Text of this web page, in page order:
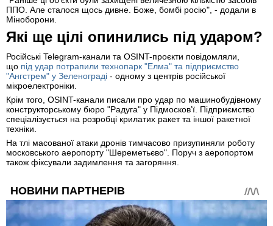
ППО. Але сталося щось дивне. Боже, бомбі росію", - додали в
Міноборони.
Які ще цілі опинились під ударом?
Російські Telegram-канали та OSINT-проєкти повідомляли,
що під удар потрапили технопарк "Елма" та підприємство
"Ангстрем" у Зеленограді - одному з центрів російської
мікроелектроніки.
Крім того, OSINT-канали писали про удар по машинобудівному
конструкторському бюро "Радуга" у Підмосков’ї. Підприємство
спеціалізується на розробці крилатих ракет та іншої ракетної
техніки.
На тлі масованої атаки дронів тимчасово призупиняли роботу
московського аеропорту "Шереметьєво". Поруч з аеропортом
також фіксували задимлення та загоряння.